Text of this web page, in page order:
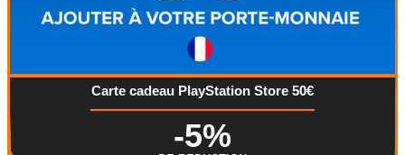
Carte cadeau PlayStation Store 50€
-5%